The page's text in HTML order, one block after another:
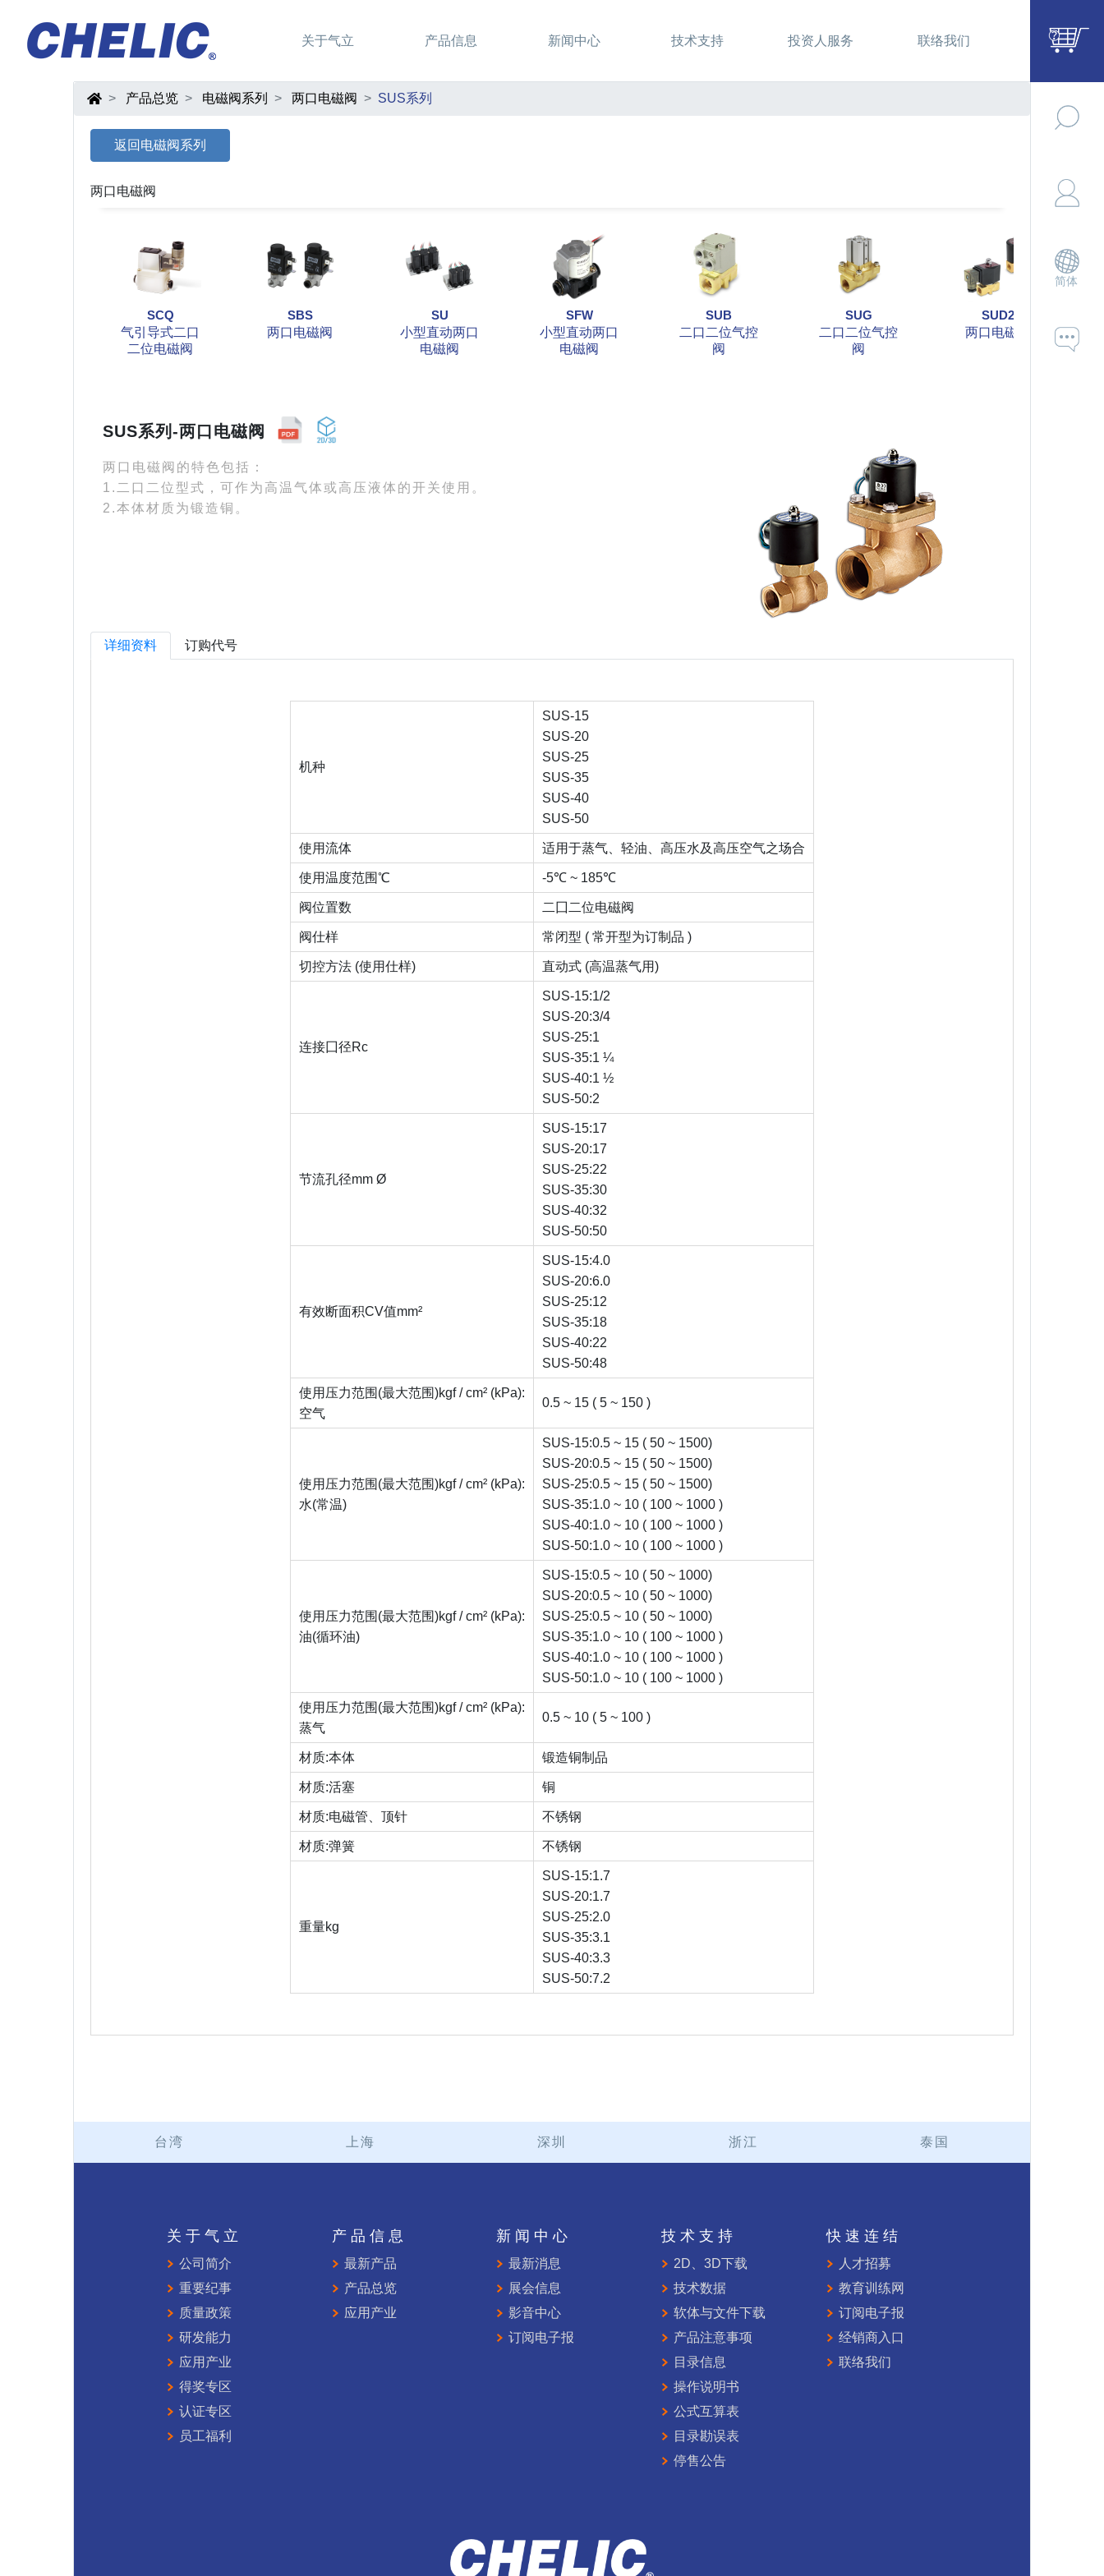
关于气立 产品信息 新闻中心 技术支持 投资人服务 联络我们
产品总览 电磁阀系列 两口电磁阀 SUS系列
返回电磁阀系列
两口电磁阀
SCQ
气引导式二口
二位电磁阀
SBS
两口电磁阀
SU
小型直动两口
电磁阀
SFW
小型直动两口
电磁阀
SUB
二口二位气控
阀
SUG
二口二位气控
阀
SUD2
两口电磁阀
SUS系列-两口电磁阀
两口电磁阀的特色包括：
1.二口二位型式，可作为高温气体或高压液体的开关使用。
2.本体材质为锻造铜。
详细资料 订购代号
机种
SUS-15
SUS-20
SUS-25
SUS-35
SUS-40
SUS-50
使用流体 适用于蒸气、轻油、高压水及高压空气之场合
使用温度范围℃ -5℃ ~ 185℃
阀位置数 二囗二位电磁阀
阀仕样 常闭型 ( 常开型为订制品 )
切控方法 (使用仕样) 直动式 (高温蒸气用)
连接囗径Rc
SUS-15:1/2
SUS-20:3/4
SUS-25:1
SUS-35:1 ¼
SUS-40:1 ½
SUS-50:2
节流孔径mm Ø
SUS-15:17
SUS-20:17
SUS-25:22
SUS-35:30
SUS-40:32
SUS-50:50
有效断面积CV值mm²
SUS-15:4.0
SUS-20:6.0
SUS-25:12
SUS-35:18
SUS-40:22
SUS-50:48
使用压力范围(最大范围)kgf / cm² (kPa):
空气
0.5 ~ 15 ( 5 ~ 150 )
使用压力范围(最大范围)kgf / cm² (kPa):
水(常温)
SUS-15:0.5 ~ 15 ( 50 ~ 1500)
SUS-20:0.5 ~ 15 ( 50 ~ 1500)
SUS-25:0.5 ~ 15 ( 50 ~ 1500)
SUS-35:1.0 ~ 10 ( 100 ~ 1000 )
SUS-40:1.0 ~ 10 ( 100 ~ 1000 )
SUS-50:1.0 ~ 10 ( 100 ~ 1000 )
使用压力范围(最大范围)kgf / cm² (kPa):
油(循环油)
SUS-15:0.5 ~ 10 ( 50 ~ 1000)
SUS-20:0.5 ~ 10 ( 50 ~ 1000)
SUS-25:0.5 ~ 10 ( 50 ~ 1000)
SUS-35:1.0 ~ 10 ( 100 ~ 1000 )
SUS-40:1.0 ~ 10 ( 100 ~ 1000 )
SUS-50:1.0 ~ 10 ( 100 ~ 1000 )
使用压力范围(最大范围)kgf / cm² (kPa):
蒸气
0.5 ~ 10 ( 5 ~ 100 )
材质:本体 锻造铜制品
材质:活塞 铜
材质:电磁管、顶针 不锈钢
材质:弹簧 不锈钢
重量kg
SUS-15:1.7
SUS-20:1.7
SUS-25:2.0
SUS-35:3.1
SUS-40:3.3
SUS-50:7.2
台湾 上海 深圳 浙江 泰国
关于气立
公司简介
重要纪事
质量政策
研发能力
应用产业
得奖专区
认证专区
员工福利
产品信息
最新产品
产品总览
应用产业
新闻中心
最新消息
展会信息
影音中心
订阅电子报
技术支持
2D、3D下载
技术数据
软体与文件下载
产品注意事项
目录信息
操作说明书
公式互算表
目录勘误表
停售公告
快速连结
人才招募
教育训练网
订阅电子报
经销商入口
联络我们
简体